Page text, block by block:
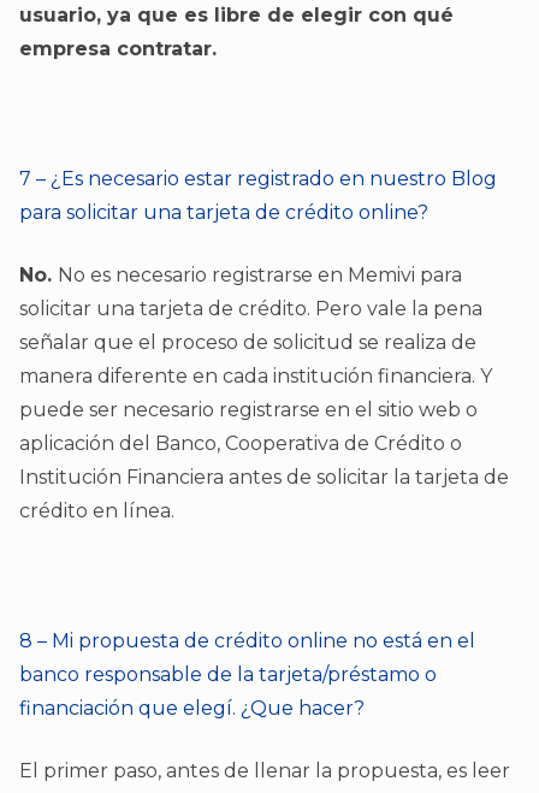
usuario, ya que es libre de elegir con qué
empresa contratar.
7 – ¿Es necesario estar registrado en nuestro Blog
para solicitar una tarjeta de crédito online?
No. No es necesario registrarse en Memivi para
solicitar una tarjeta de crédito. Pero vale la pena
señalar que el proceso de solicitud se realiza de
manera diferente en cada institución financiera. Y
puede ser necesario registrarse en el sitio web o
aplicación del Banco, Cooperativa de Crédito o
Institución Financiera antes de solicitar la tarjeta de
crédito en línea.
8 – Mi propuesta de crédito online no está en el
banco responsable de la tarjeta/préstamo o
financiación que elegí. ¿Que hacer?
El primer paso, antes de llenar la propuesta, es leer